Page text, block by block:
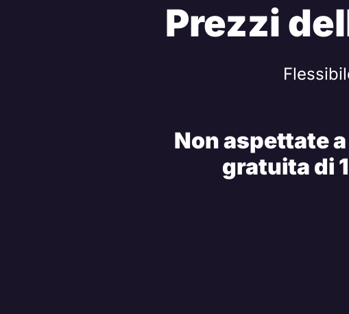
Prezzi
Non aspettate
gratuita di